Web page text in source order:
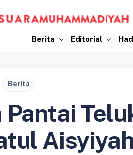
Berita Editorial
Berita
Pantai